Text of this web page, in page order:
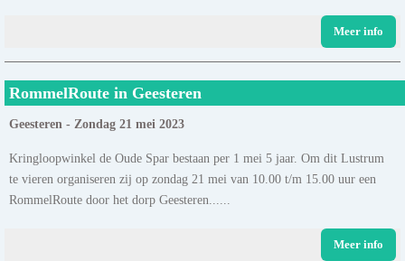
Meer info
RommelRoute in Geesteren
Geesteren - Zondag 21 mei 2023
Kringloopwinkel de Oude Spar bestaan per 1 mei 5 jaar. Om dit Lustrum
te vieren organiseren zij op zondag 21 mei van 10.00 t/m 15.00 uur een
RommelRoute door het dorp Geesteren......
Meer info